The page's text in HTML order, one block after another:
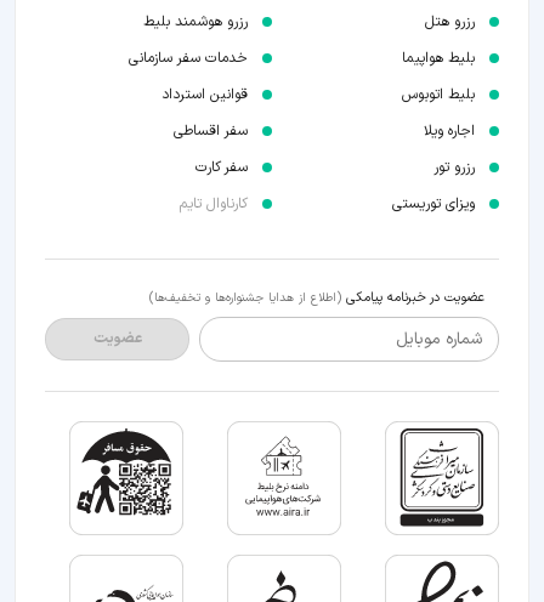
رزرو هتل
بلیط هواپیما
بلیط اتوبوس
اجاره ویلا
رزرو تور
ویزای توریستی
رزرو هوشمند بلیط
خدمات سفر سازمانی
قوانین استرداد
سفر اقساطی
سفر کارت
کارناوال تایم
عضویت در خبرنامه پیامکی (اطلاع از هدایا جشنواره‌ها و تخفیف‌ها)
شماره موبایل عضویت